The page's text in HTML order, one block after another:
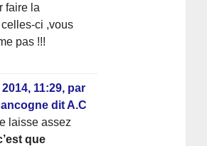
faire la
ci ,vous
pas !!!
11:29, par
dit A.C
laisse assez
que